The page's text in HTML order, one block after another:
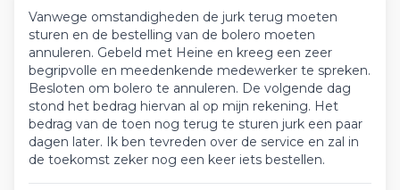
Vanwege omstandigheden de jurk terug moeten
sturen en de bestelling van de bolero moeten
annuleren. Gebeld met Heine en kreeg een zeer
begripvolle en meedenkende medewerker te spreken.
Besloten om bolero te annuleren. De volgende dag
stond het bedrag hiervan al op mijn rekening. Het
bedrag van de toen nog terug te sturen jurk een paar
dagen later. Ik ben tevreden over de service en zal in
de toekomst zeker nog een keer iets bestellen.